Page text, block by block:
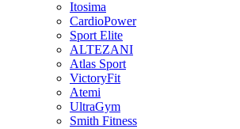
Itosima
CardioPower
Sport Elite
ALTEZANI
Atlas Sport
VictoryFit
Atemi
UltraGym
Smith Fitness